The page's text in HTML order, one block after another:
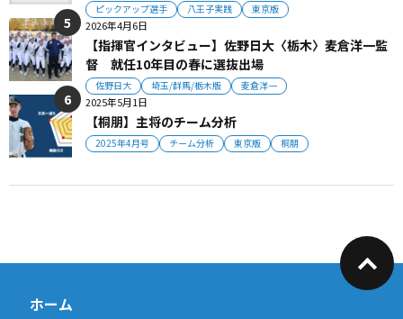
ピックアップ選手 八王子実践 東京版
2026年4月6日
【指揮官インタビュー】佐野日大〈栃木〉麦倉洋一監
督 就任10年目の春に選抜出場
佐野日大 埼玉/群馬/栃木版 麦倉洋一
2025年5月1日
【桐朋】主将のチーム分析
2025年4月号 チーム分析 東京版 桐朋
ホーム